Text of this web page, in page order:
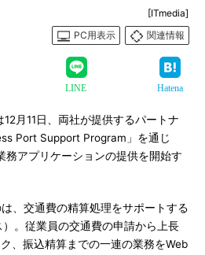
[ITmedia]
PC用表示
関連情報
LINE Hatena
月11日、両社が提供するパートナ
Port Support Program」を通じ
務アプリケーションの提供を開始す
、交通費の精算処理をサポートする
）。従業員の交通費の申請から上長
、振込精算までの一連の業務をWeb